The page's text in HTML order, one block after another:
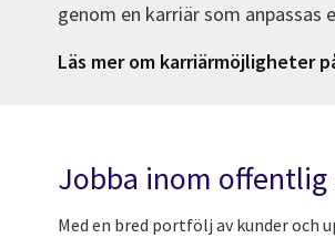
genom en karriär som anpassas
Läs mer om karriärmöjligheter
Jobba inom offentlig
Med en bred portfölj av kunder